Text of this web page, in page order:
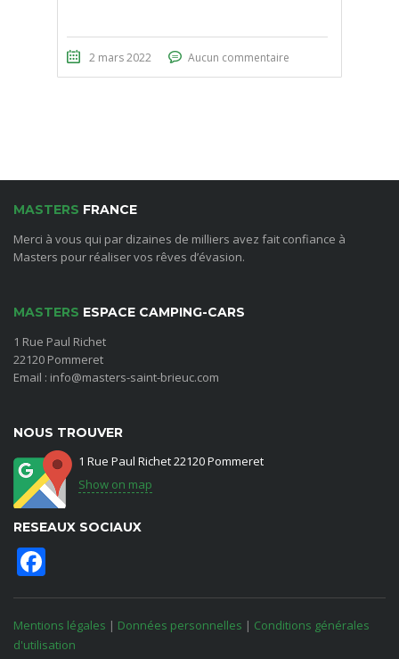
2 mars 2022 Aucun commentaire
MASTERS FRANCE
Merci à vous qui par dizaines de milliers avez fait confiance à
Masters pour réaliser vos rêves d’évasion.
MASTERS ESPACE CAMPING-CARS
1 Rue Paul Richet
22120 Pommeret
Email : info@masters-saint-brieuc.com
NOUS TROUVER
1 Rue Paul Richet 22120 Pommeret
Show on map
RESEAUX SOCIAUX
Mentions légales | Données personnelles | Conditions générales
d'utilisation